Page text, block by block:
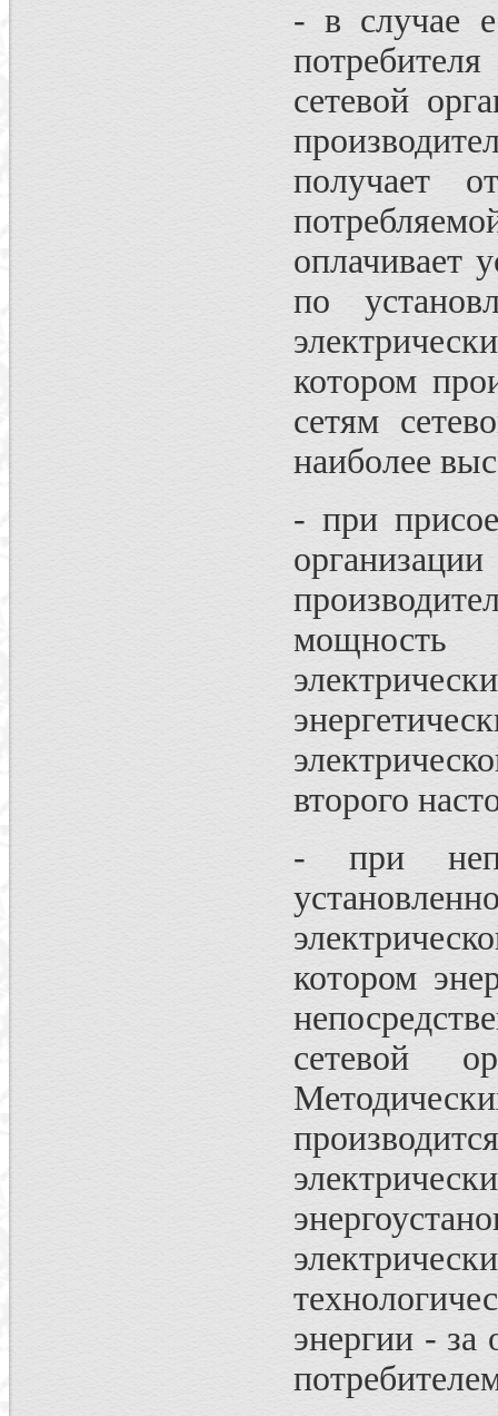
- в случае
сетевой
получает
оплачивает
по
котором
сетям
наиболее
- при
мощность
второго
- при
котором
сетевой
энергии - за